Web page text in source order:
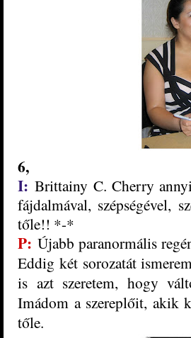
6,
I:Brittainy C. Cherry
fájdalmával, szépségével,
tőle!! *-*
P: Újabb paranormális
Eddig két sorozatát
is azt szeretem, hogy
Imádom a szereplőit, akik
tőle.